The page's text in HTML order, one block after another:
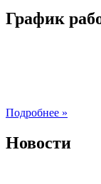
График
Подробнее »
Новости